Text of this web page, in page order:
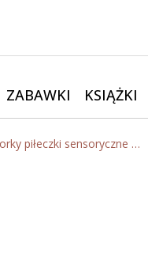
ZABAWKI KSIĄŻKI
Sensorky piłeczki sensoryczne - pastelowe | Hencz Toys